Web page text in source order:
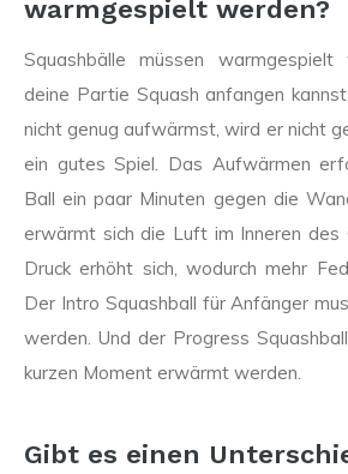
warmgespielt werden?
Squashbälle müssen
deine Partie Squash anfangen
nicht genug aufwärmst, wird er nicht
ein gutes Spiel. Das Aufwärmen
Ball ein paar Minuten gegen die
erwärmt sich die Luft im Inneren des
Druck erhöht sich, wodurch mehr
Der Intro Squashball für Anfänger
werden. Und der Progress
kurzen Moment erwärmt werden.
Gibt es einen